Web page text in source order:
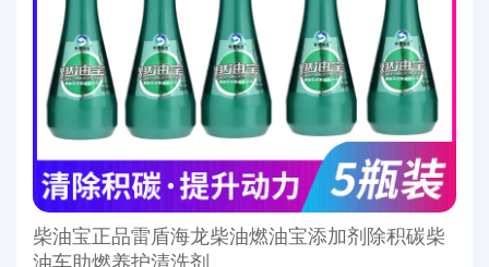
柴油宝正品雷盾海龙柴油燃油宝添加剂除积碳柴